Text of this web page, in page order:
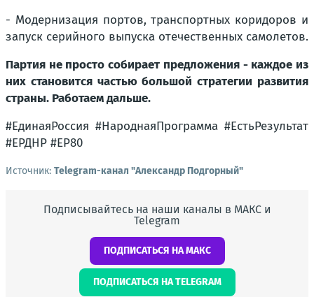
- Модернизация портов, транспортных коридоров и
запуск серийного выпуска отечественных самолетов.
Партия не просто собирает предложения - каждое из
них становится частью большой стратегии развития
страны. Работаем дальше.
#ЕдинаяРоссия #НароднаяПрограмма #ЕстьРезультат
#ЕРДНР #ЕР80
Источник: Telegram-канал "Александр Подгорный"
Подписывайтесь на наши каналы в МАКС и
Telegram
ПОДПИСАТЬСЯ НА МАКС
ПОДПИСАТЬСЯ НА TELEGRAM